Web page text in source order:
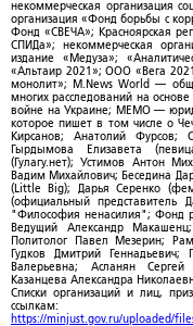
некоммерческая организация
организация «Фонд борьбы с
Фонд «СВЕЧА»; Красноярская
СПИДа»; некоммерческая
издание «Медуза»;
«Альтаир 2021»; ООО «Вега
монолит»; M.News World —
многих расследований на
войне на Украине; МЕМО —
которое пишет в том числе о
Кирсанов; Анатолий
Гырдымова Елизавета
(Гулагу.нет); Устимов Антон
Вадим Михайлович; Беседина
(Little Big); Дарья Серенко
(официальный
"Философия ненасилия"; Фонд
Ведущий Александр
Политолог Павел Мезерин;
Гудков Дмитрий Геннадьевич;
Валерьевна; Асланян
Казанцева Александра
Списки организаций и лиц,
ссылкам:
https://minjust.gov.ru/uploaded/